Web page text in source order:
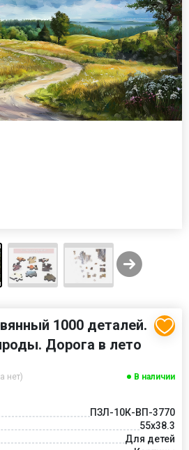
1000 деталей.
Дорога в лето
нет) В наличии
ПЗЛ-10К-ВП-3770
55х38.3
Для детей